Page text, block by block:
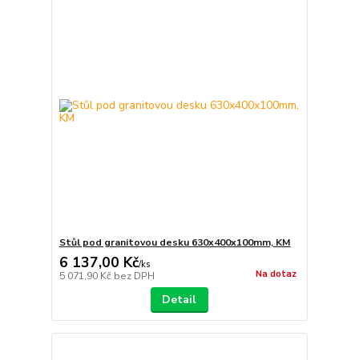
Stůl pod granitovou desku 630x400x100mm, KM
6 137,00 Kč/ks
5 071,90 Kč bez DPH Na dotaz
Detail